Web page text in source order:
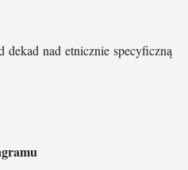
nad etnicznie specyficzną